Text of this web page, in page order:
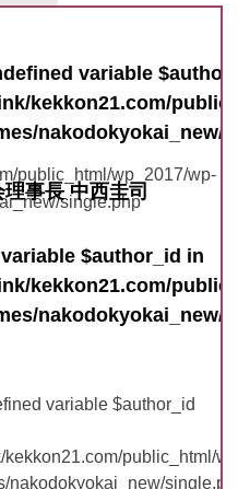
public_html/wp_2017/wp-
single.php
variable
kekkon21.com/
nakodokyokai_new/
事長 中西圭司
$author_id in
kekkon21.com/
nakodokyokai_new/
variable $author_id
kekkon21.com/public_html/
nakodokyokai_new/